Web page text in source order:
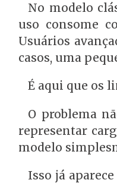
No modelo
uso consome
Usuários
casos, uma
É aqui que os
O problema
representar
modelo
Isso já